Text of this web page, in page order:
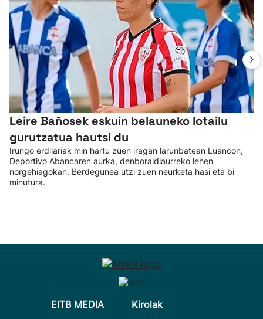
Leire Bañosek eskuin belauneko lotailu
gurutzatua hautsi du
Irungo erdilariak min hartu zuen iragan larunbatean Luancon,
Deportivo Abancaren aurka, denboraldiaurreko lehen
norgehiagokan. Berdegunea utzi zuen neurketa hasi eta bi
minutura.
EITB MEDIA
Kirolak